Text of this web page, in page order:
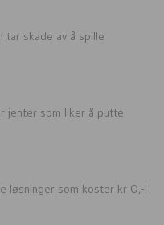
tar skade av å spille
jenter som liker å putte
løsninger som koster kr O,-!